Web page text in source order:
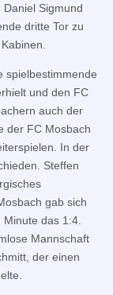
Sigmund
dritte Tor zu
spielbestimmende
und den FC
auch der
der FC Mosbach
In der
Steffen
gab sich
das 1:4.
Mannschaft
der einen